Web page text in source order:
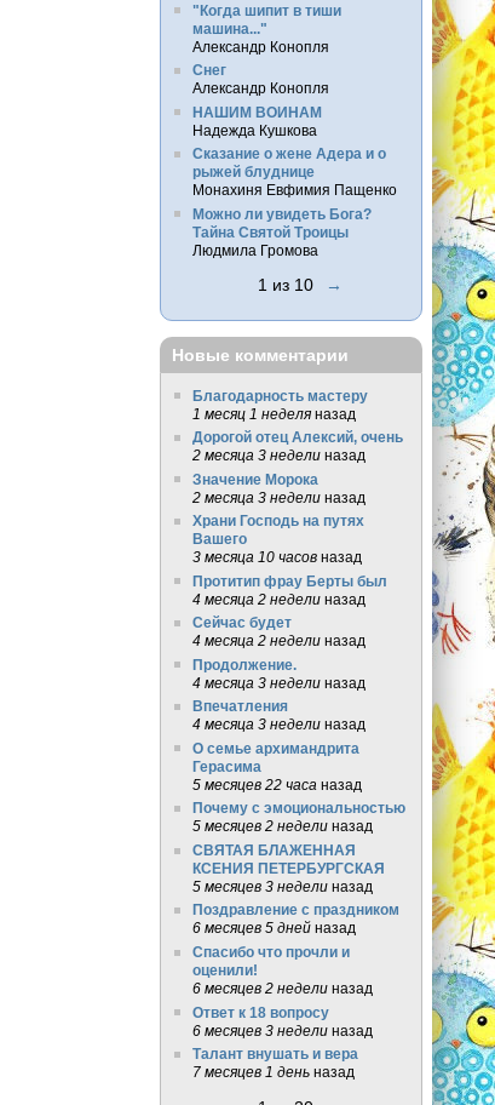
"Когда шипит в тиши
машина..."
Александр Конопля
Снег
Александр Конопля
НАШИМ ВОИНАМ
Надежда Кушкова
Сказание о жене Адера и о
рыжей блуднице
Монахиня Евфимия Пащенко
Можно ли увидеть Бога?
Тайна Святой Троицы
Людмила Громова
1 из 10 →
Новые комментарии
Благодарность мастеру
1 месяц 1 неделяназад
Дорогой отец Алексий, очень
2 месяца 3 неделиназад
Значение Морока
2 месяца 3 неделиназад
Храни Господь на путях
Вашего
3 месяца 10 часовназад
Протитип фрау Берты был
4 месяца 2 неделиназад
Сейчас будет
4 месяца 2 неделиназад
Продолжение.
4 месяца 3 неделиназад
Впечатления
4 месяца 3 неделиназад
О семье архимандрита
Герасима
5 месяцев 22 часа назад
Почему с эмоциональностью
5 месяцев 2 неделиназад
СВЯТАЯ БЛАЖЕННАЯ
КСЕНИЯ ПЕТЕРБУРГСКАЯ
5 месяцев 3 неделиназад
Поздравление с праздником
6 месяцев 5 днейназад
Спасибо что прочли и
оценили!
6 месяцев 2 неделиназад
Ответ к 18 вопросу
6 месяцев 3 неделиназад
Талант внушать и вера
7 месяцев 1 деньназад